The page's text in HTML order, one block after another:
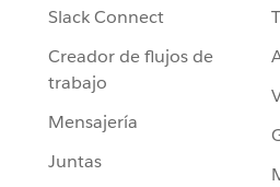
Slack Connect
Creador de flujos de
trabajo
Mensajería
Juntas